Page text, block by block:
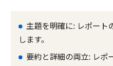
主題を明確に: レポート
します。
要約と詳細の両立: レポ